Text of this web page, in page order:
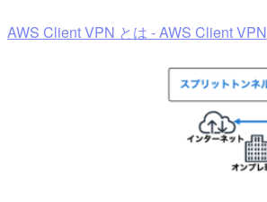
AWS Client VPN とは - AWS Client VPN